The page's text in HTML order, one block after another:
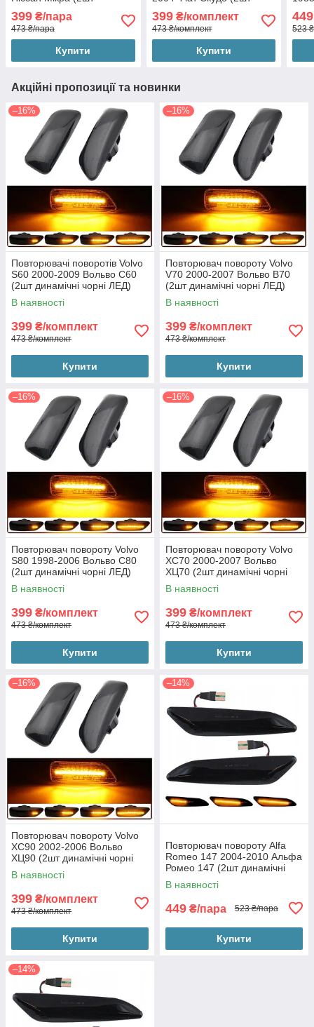
399 ₴/пара
473 ₴/пара
Купити
399₴/комплект
473 ₴/комплект
Купити
449
523
Акційні пропозиції та новинки
–16%
Повторювачі поворотів Volvo
S60 2000-2009 Вольво С60
(2шт динамічні чорні ЛЕД)
В наявності
399 ₴/комплект
473 ₴/комплект
Купити
–16%
Повторювач повороту Volvo
V70 2000-2007 Вольво В70
(2шт динамічні чорні ЛЕД)
В наявності
399 ₴/комплект
473 ₴/комплект
Купити
–16%
Повторювач повороту Volvo
S80 1998-2006 Вольво С80
(2шт динамічні чорні ЛЕД)
В наявності
399 ₴/комплект
473 ₴/комплект
Купити
–16%
Повторювач повороту Volvo
XC70 2000-2007 Вольво
ХЦ70 (2шт динамічні чорні
ЛЕД)
В наявності
399 ₴/комплект
473 ₴/комплект
Купити
–16%
Повторювач повороту Volvo
XC90 2002-2006 Вольво
ХЦ90 (2шт динамічні чорні
ЛЕД)
В наявності
399 ₴/комплект
473 ₴/комплект
Купити
–14%
Повторювач повороту Alfa
Romeo 147 2004-2010 Альфа
Ромео 147 (2шт динамічні
чорні ЛЕД)
В наявності
449 ₴/пара 523 ₴/пара
Купити
–14%